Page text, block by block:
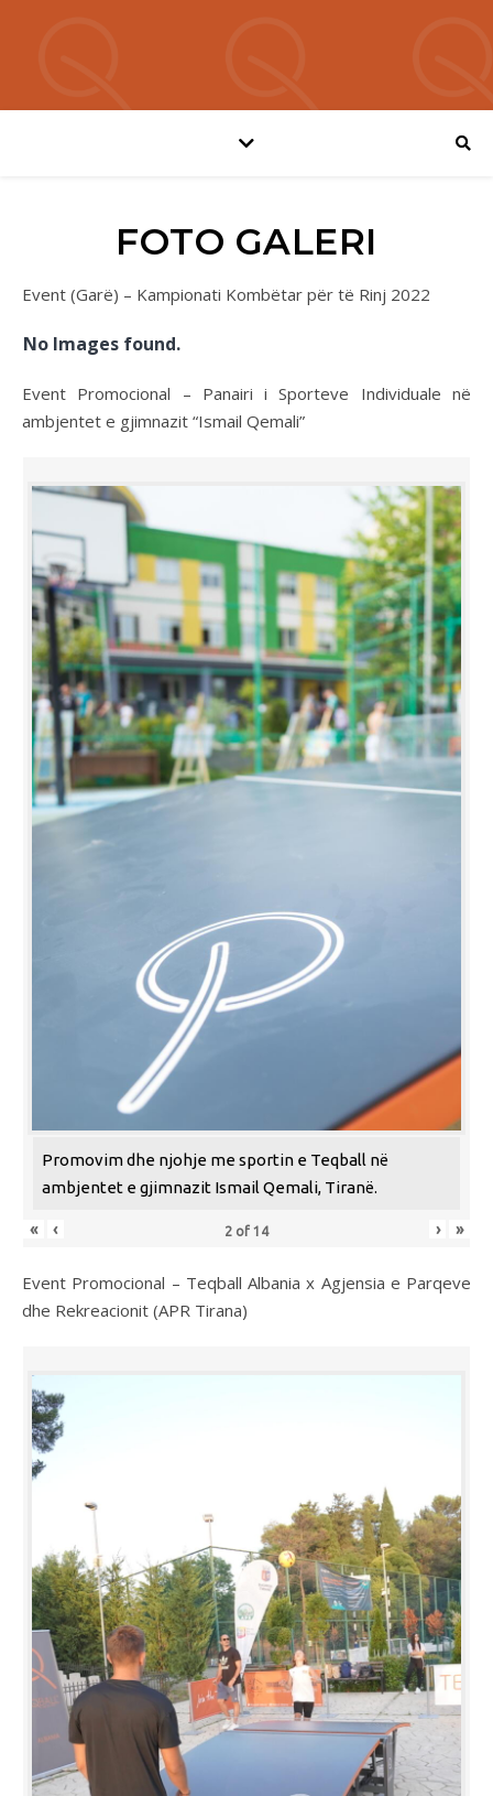
FOTO GALERI
Event (Garë) – Kampionati Kombëtar për të Rinj 2022
No Images found.
Event Promocional – Panairi i Sporteve Individuale në
ambjentet e gjimnazit “Ismail Qemali”
Promovim dhe njohje me sportin e Teqball në
ambjentet e gjimnazit Ismail Qemali, Tiranë.
« ‹ 2 of 14 › »
Event Promocional – Teqball Albania x Agjensia e Parqeve
dhe Rekreacionit (APR Tirana)